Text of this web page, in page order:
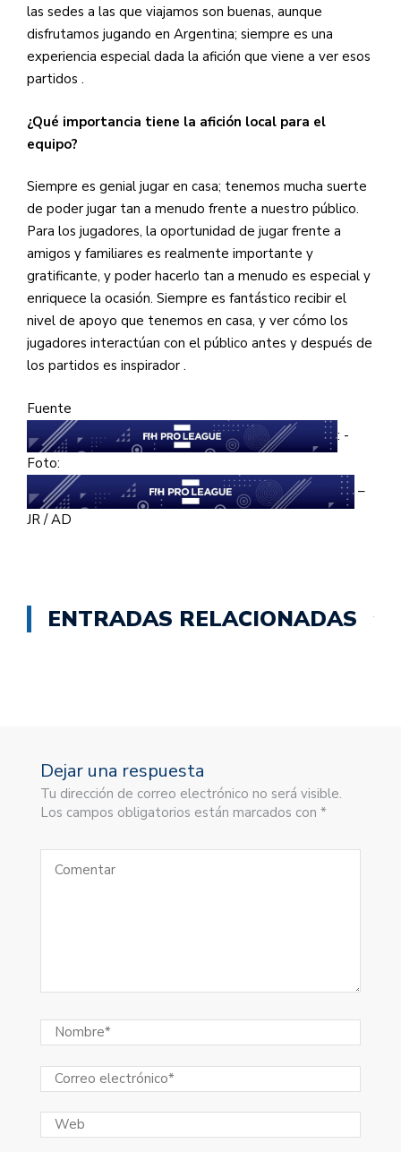
las sedes a las que viajamos son buenas, aunque
disfrutamos jugando en Argentina; siempre es una
experiencia especial dada la afición que viene a ver esos
partidos .
¿Qué importancia tiene la afición local para el
equipo?
Siempre es genial jugar en casa; tenemos mucha suerte
de poder jugar tan a menudo frente a nuestro público.
Para los jugadores, la oportunidad de jugar frente a
amigos y familiares es realmente importante y
gratificante, y poder hacerlo tan a menudo es especial y
enriquece la ocasión. Siempre es fantástico recibir el
nivel de apoyo que tenemos en casa, y ver cómo los
jugadores interactúan con el público antes y después de
los partidos es inspirador .
Fuente
: -
Foto:
–
JR / AD
ENTRADAS RELACIONADAS
Dejar una respuesta
Tu dirección de correo electrónico no será visible.
Los campos obligatorios están marcados con *